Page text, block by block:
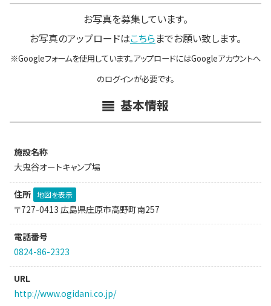
お写真を募集しています。
お写真のアップロードはこちらまでお願い致します。
※Googleフォームを使用しています。アップロードにはGoogleアカウントへ
のログインが必要です。
基本情報
施設名称
大鬼谷オートキャンプ場
住所 地図を表示
〒727-0413 広島県庄原市高野町南257
電話番号
0824-86-2323
URL
http://www.ogidani.co.jp/